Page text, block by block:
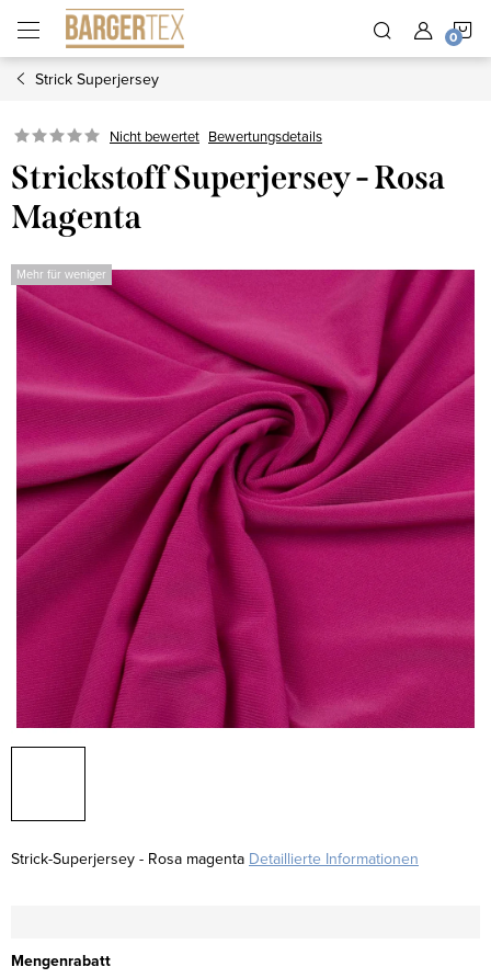
Inhalt
springen
Strick Superjersey
Nicht bewertet Bewertungsdetails
Strickstoff Superjersey - Rosa
Magenta
Mehr für weniger
Strick-Superjersey - Rosa magenta Detaillierte Informationen
Mengenrabatt